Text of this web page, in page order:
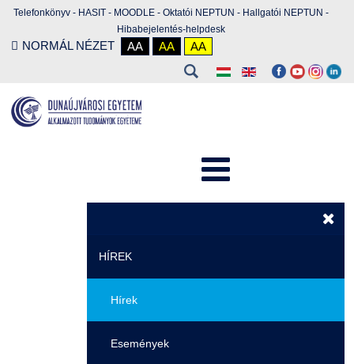
Telefonkönyv - HASIT - MOODLE - Oktatói NEPTUN - Hallgatói NEPTUN -
Hibabejelentés-helpdesk
NORMÁL NÉZET AA AA AA
HÍREK
Hírek
Események